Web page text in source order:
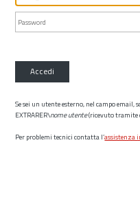
Accedi
Se sei un utente esterno, nel campo email,
EXTRARER\nome utente(ricevuto tramite
Per problemi tecnici contatta l’assistenza